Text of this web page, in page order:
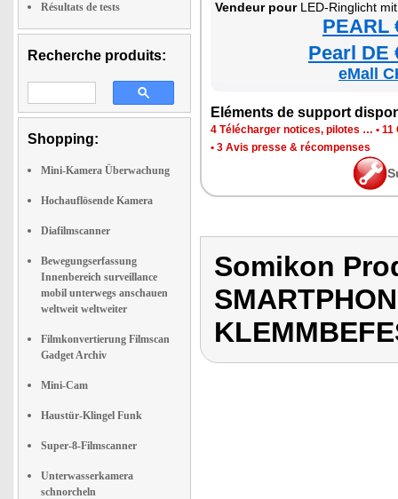
Résultats de tests
Recherche produits:
Shopping:
Mini-Kamera Überwachung
Hochauflösende Kamera
Diafilmscanner
Bewegungserfassung
Innenbereich surveillance
mobil unterwegs anschauen
weltweit weltweiter
Filmkonvertierung Filmscan
Gadget Archiv
Mini-Cam
Haustür-Klingel Funk
Super-8-Filmscanner
Unterwasserkamera
schnorcheln
Ven­deur pourLED-Rin­glicht mit Smart­phone-
PEARL
Pearl DE
eMall
Elé­ments de sup­port
4 Télé­char­ger notices, pilotes … • 11
• 3 Avis presse & récom­penses
Somikon